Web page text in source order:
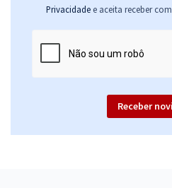
Privacidade e aceita receber
Receber